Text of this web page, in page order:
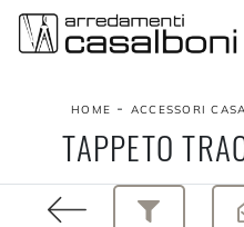
HOME - ACCESSORI CASA
TAPPETO